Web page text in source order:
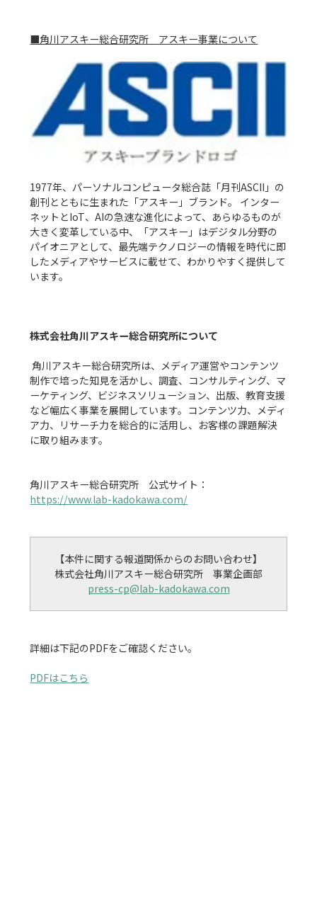
■角川アスキー総合研究所　アスキー事業について
1977年、パーソナルコンピュータ総合誌「月刊ASCII」の
創刊とともに生まれた「アスキー」ブランド。 インター
ネットとIoT、AIの急速な進化によって、あらゆるものが
大きく変革している中、「アスキー」はデジタル分野の
パイオニアとして、最先端テクノロジーの情報を時代に即
したメディアやサービスに載せて、わかりやすく提供して
います。
株式会社角川アスキー総合研究所について
制作で培った知見を活かし、調査、コンサルティング、マ
ーケティング、ビジネスソリューション、出版、教育支援
など幅広く事業を展開しています。コンテンツ力、メディ
ア力、リサーチ力を総合的に活用し、お客様の課題解決
に取り組みます。
角川アスキー総合研究所　公式サイト：
https://www.lab-kadokawa.com/
【本件に関する報道関係からのお問い合わせ】
press-cp@lab-kadokawa.com
詳細は下記のPDFをご確認ください。
PDFはこちら